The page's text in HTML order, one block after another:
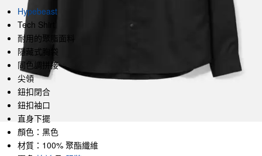
Hypebeast
Tech Shirt
耐用的聚脂面料
隱藏式胸袋
同色調拼接
尖領
鈕扣閉合
鈕扣袖口
直身下擺
顏色：黑色
材質：100% 聚酯纖維